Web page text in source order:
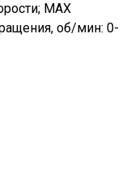
МАХ
об/мин: 0-